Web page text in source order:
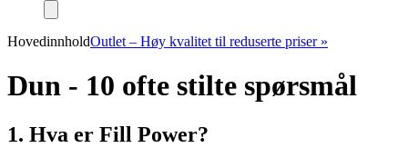
HovedinnholdOutlet – Høy kvalitet til reduserte priser »
Dun - 10 ofte stilte spørsmål
1. Hva er Fill Power?